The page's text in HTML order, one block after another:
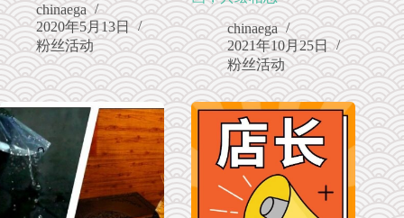
chinaega
2020年5月13日
粉丝活动
chinaega
2021年10月25日
粉丝活动